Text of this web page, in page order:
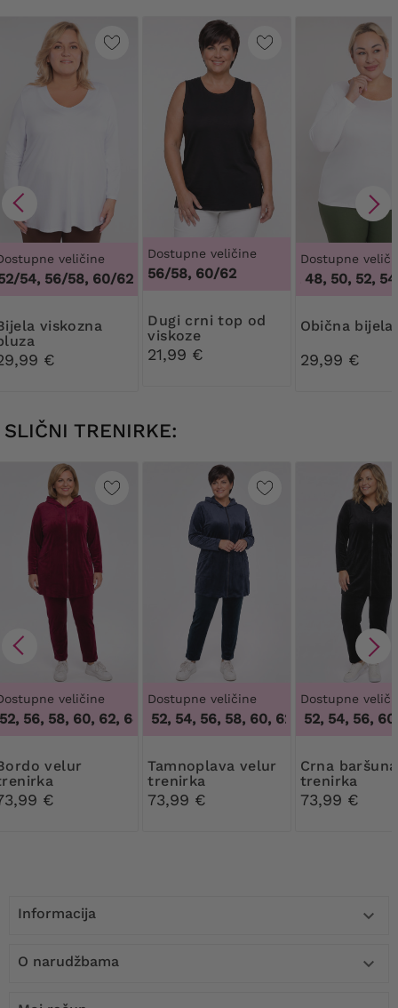
veličine
54, 56/58, 60/62, 48/50, 52/54, 56/58, 60/62
€
Dostupne veličine
56/58, 60/62
Dugi crni top od
viskoze
21,99 €
Dostupne
44, 46, 48, 50, 52,
Obična
29,99 €
SLIČNI TRENIRKE:
veličine
56, 58, 60, 62, 64 48, 50, 52, 56, 58, 60, 62, 64
€
Dostupne veličine
48, 50, 52, 54, 56, 58, 60, 62 48, 50, 52,
Tamnoplava velur
trenirka
73,99 €
Dostupne
48, 50, 52, 54, 56, 60,
Crna baršunasta
trenirka
73,99 €
Informacija 
O narudžbama 